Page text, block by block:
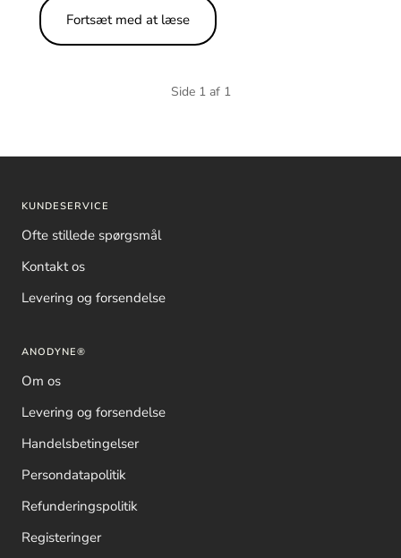
Fortsæt med at læse
Side 1 af 1
KUNDESERVICE
Ofte stillede spørgsmål
Kontakt os
Levering og forsendelse
ANODYNE®
Om os
Levering og forsendelse
Handelsbetingelser
Persondatapolitik
Refunderingspolitik
Registeringer